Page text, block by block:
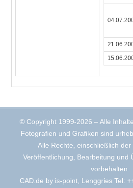
© Copyright 1999-2026 – Alle
Fotografien und Grafiken sind
Alle Rechte, einschließlich der
Veröffentlichung, Bearbeitung und
vorbehalten.
CAD.de by is-point, Lenggries Tel: